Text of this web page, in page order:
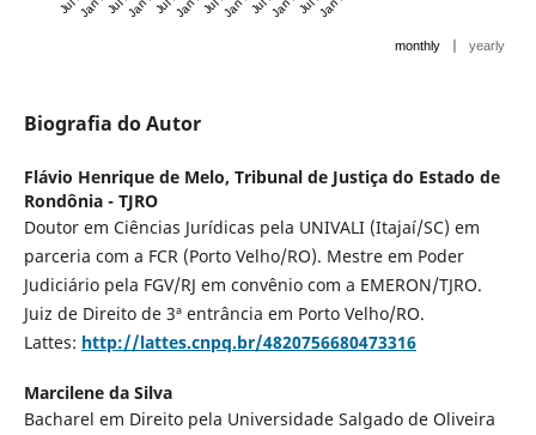
monthly | yearly
Biografia do Autor
Flávio Henrique de Melo, Tribunal de Justiça do Estado de
Rondônia - TJRO
Doutor em Ciências Jurídicas pela UNIVALI (Itajaí/SC) em
parceria com a FCR (Porto Velho/RO). Mestre em Poder
Judiciário pela FGV/RJ em convênio com a EMERON/TJRO.
Juiz de Direito de 3ª entrância em Porto Velho/RO.
Lattes: http://lattes.cnpq.br/4820756680473316
Marcilene da Silva
Bacharel em Direito pela Universidade Salgado de Oliveira